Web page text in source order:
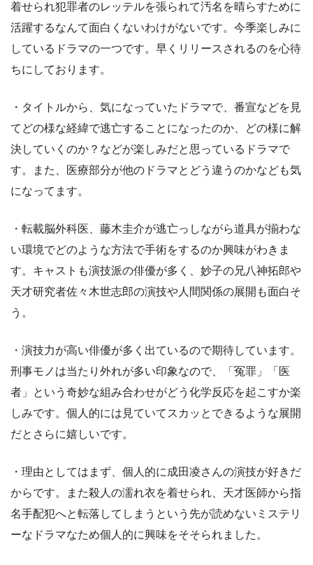
着せられ犯罪者のレッテルを張られて汚名を晴らすために
活躍するなんて面白くないわけがないです。今季楽しみに
しているドラマの一つです。早くリリースされるのを心待
ちにしております。
・タイトルから、気になっていたドラマで、番宣などを見
てどの様な経緯で逃亡することになったのか、どの様に解
決していくのか？などが楽しみだと思っているドラマで
す。また、医療部分が他のドラマとどう違うのかなども気
になってます。
・転載脳外科医、藤木圭介が逃亡っしながら道具が揃わな
い環境でどのような方法で手術をするのか興味がわきま
す。キャストも演技派の俳優が多く、妙子の兄八神拓郎や
天才研究者佐々木世志郎の演技や人間関係の展開も面白そ
う。
・演技力が高い俳優が多く出ているので期待しています。
刑事モノは当たり外れが多い印象なので、「冤罪」「医
者」という奇妙な組み合わせがどう化学反応を起こすか楽
しみです。個人的には見ていてスカッとできるような展開
だとさらに嬉しいです。
・理由としてはまず、個人的に成田凌さんの演技が好きだ
からです。また殺人の濡れ衣を着せられ、天才医師から指
名手配犯へと転落してしまうという先が読めないミステリ
ーなドラマなため個人的に興味をそそられました。